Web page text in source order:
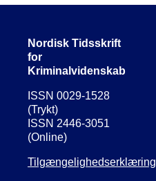
Nordisk Tidsskrift
for
Kriminalvidenskab
ISSN 0029-1528
(Trykt)
ISSN 2446-3051
(Online)
Tilgængelighedserklæring